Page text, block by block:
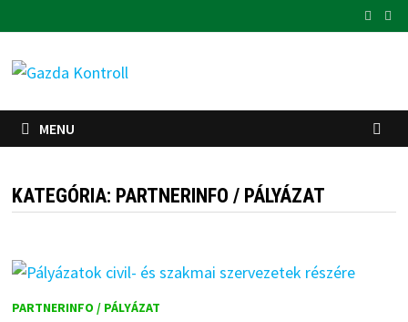
to
content
MENU
KATEGÓRIA: PARTNERINFO / PÁLYÁZAT
PARTNERINFO / PÁLYÁZAT